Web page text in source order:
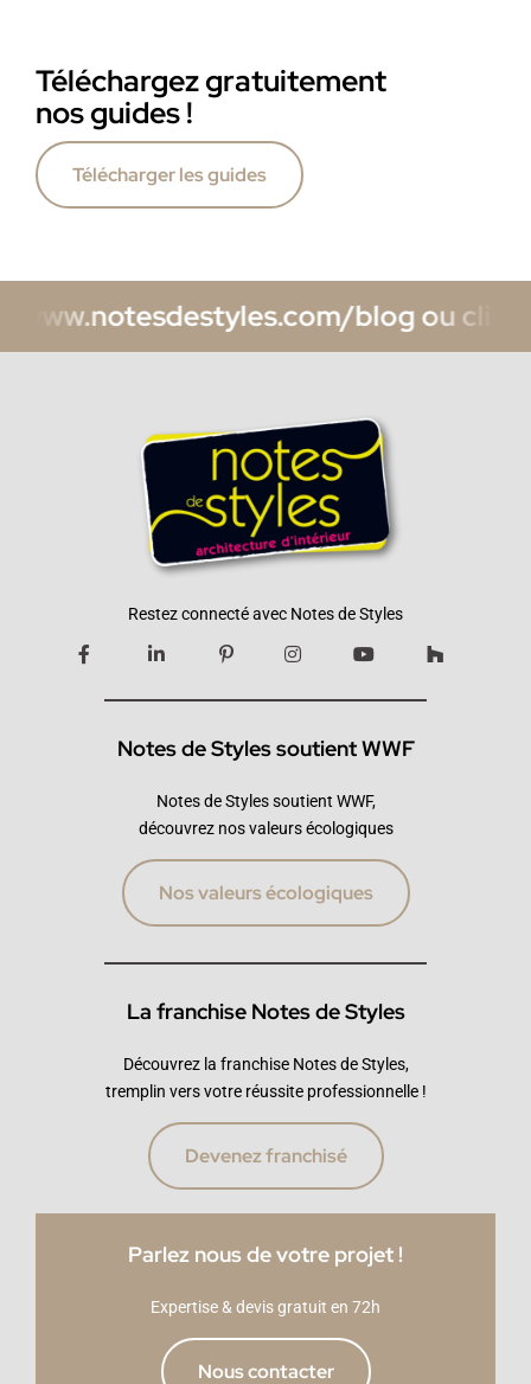
Téléchargez gratuitement
nos guides !
Télécharger les guides
blog ou cliquez
Restez connecté avec Notes de Styles
Notes de Styles soutient WWF
Notes de Styles soutient WWF,
découvrez nos valeurs écologiques
Nos valeurs écologiques
La franchise Notes de Styles
Découvrez la franchise Notes de Styles,
tremplin vers votre réussite professionnelle !
Devenez franchisé
Parlez nous de votre projet !
Expertise & devis gratuit en 72h
Nous contacter